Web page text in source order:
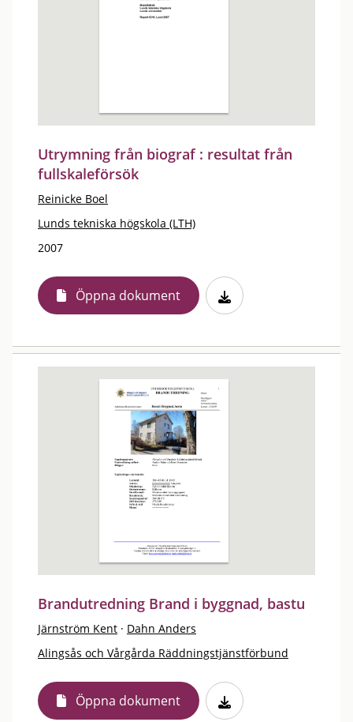
Utrymning från biograf : resultat från
fullskaleförsök
Reinicke Boel
Lunds tekniska högskola (LTH)
2007
Öppna dokument
Brandutredning Brand i byggnad, bastu
Järnström Kent · Dahn Anders
Alingsås och Vårgårda Räddningstjänstförbund
Öppna dokument